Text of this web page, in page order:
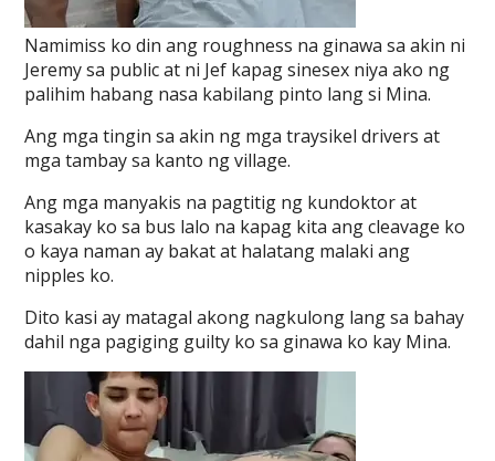
Namimiss ko din ang roughness na ginawa sa akin ni
Jeremy sa public at ni Jef kapag sinesex niya ako ng
palihim habang nasa kabilang pinto lang si Mina.
Ang mga tingin sa akin ng mga traysikel drivers at
mga tambay sa kanto ng village.
Ang mga manyakis na pagtitig ng kundoktor at
kasakay ko sa bus lalo na kapag kita ang cleavage ko
o kaya naman ay bakat at halatang malaki ang
nipples ko.
Dito kasi ay matagal akong nagkulong lang sa bahay
dahil nga pagiging guilty ko sa ginawa ko kay Mina.